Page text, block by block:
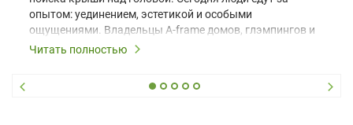
опытом: уединением, эстетикой и особыми
ощущениями. Владельцы A-frame домов, глэмпингов и
шале понимают, что конкуренция растет, и
вернуться и поделиться впечатлениями в соцсетях,
Читать полностью